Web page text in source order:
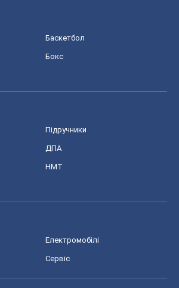
Баскетбол
Бокс
Підручники
ДПА
НМТ
Електромобілі
Сервіс